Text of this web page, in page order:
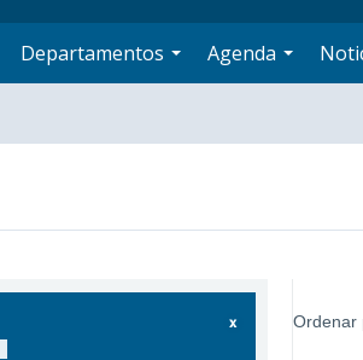
Departamentos Agenda
Ordenar